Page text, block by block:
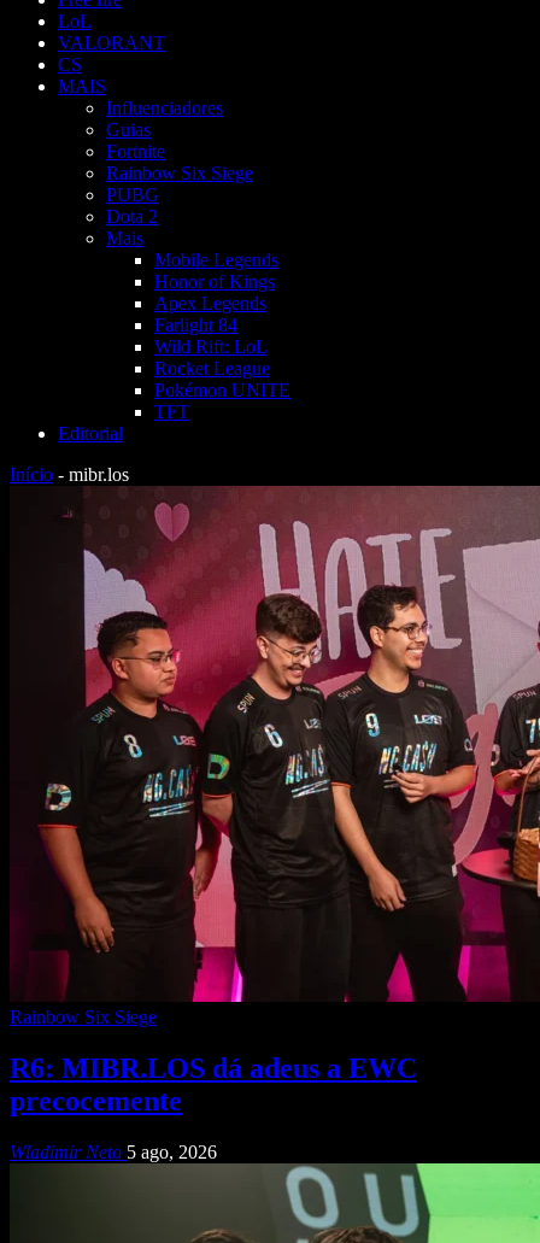
LoL
VALORANT
CS
MAIS
Influenciadores
Guias
Fortnite
Rainbow Six Siege
PUBG
Dota 2
Mais
Mobile Legends
Honor of Kings
Apex Legends
Farlight 84
Wild Rift: LoL
Rocket League
Pokémon UNITE
TFT
Editorial
Início - mibr.los
Rainbow Six Siege
R6: MIBR.LOS dá adeus a EWC
precocemente
Wladimir Neto 5 ago, 2026